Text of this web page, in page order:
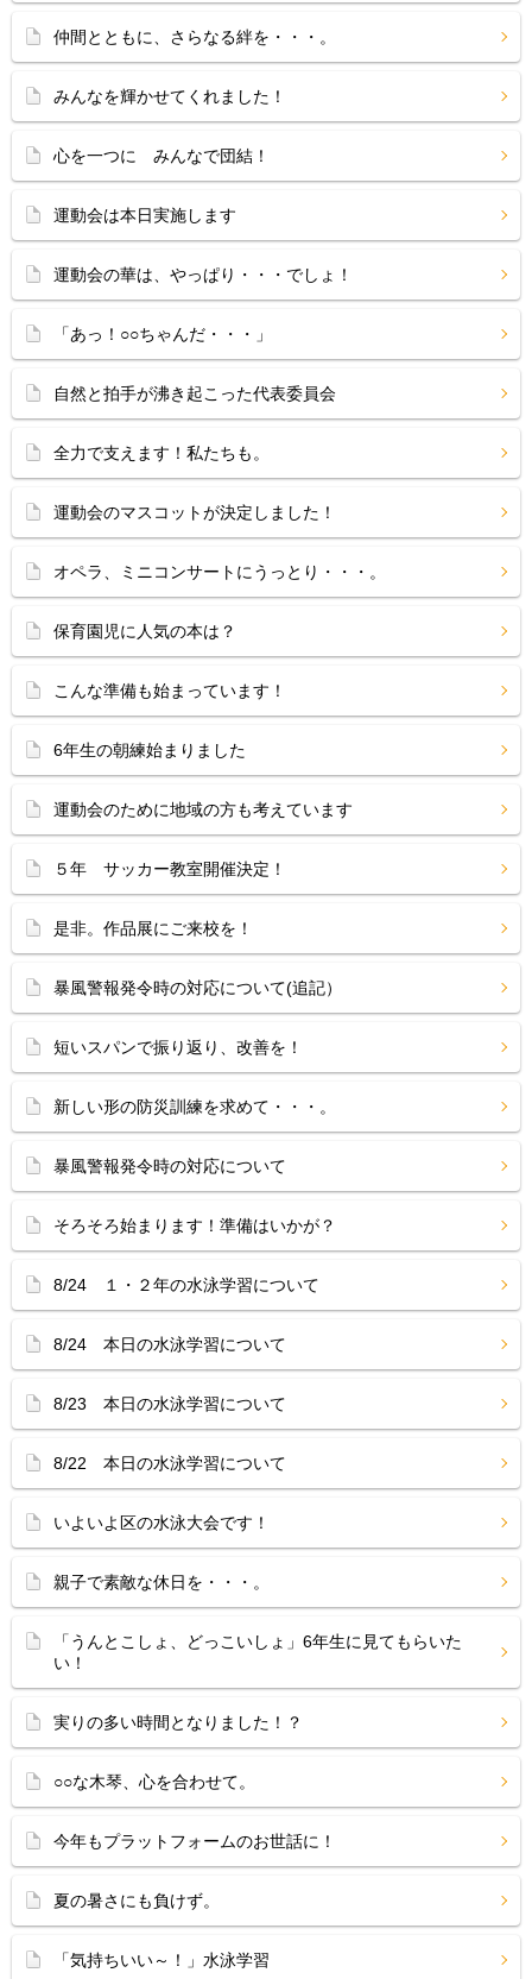
仲間とともに、さらなる絆を・・・。
みんなを輝かせてくれました！
心を一つに みんなで団結！
運動会は本日実施します
運動会の華は、やっぱり・・・でしょ！
「あっ！○○ちゃんだ・・・」
自然と拍手が沸き起こった代表委員会
全力で支えます！私たちも。
運動会のマスコットが決定しました！
オペラ、ミニコンサートにうっとり・・・。
保育園児に人気の本は？
こんな準備も始まっています！
6年生の朝練始まりました
運動会のために地域の方も考えています
５年 サッカー教室開催決定！
是非。作品展にご来校を！
暴風警報発令時の対応について(追記）
短いスパンで振り返り、改善を！
新しい形の防災訓練を求めて・・・。
暴風警報発令時の対応について
そろそろ始まります！準備はいかが？
8/24 １・２年の水泳学習について
8/24 本日の水泳学習について
8/23 本日の水泳学習について
8/22 本日の水泳学習について
いよいよ区の水泳大会です！
親子で素敵な休日を・・・。
「うんとこしょ、どっこいしょ」6年生に見てもらいた
い！
実りの多い時間となりました！？
○○な木琴、心を合わせて。
今年もプラットフォームのお世話に！
夏の暑さにも負けず。
「気持ちいい～！」水泳学習